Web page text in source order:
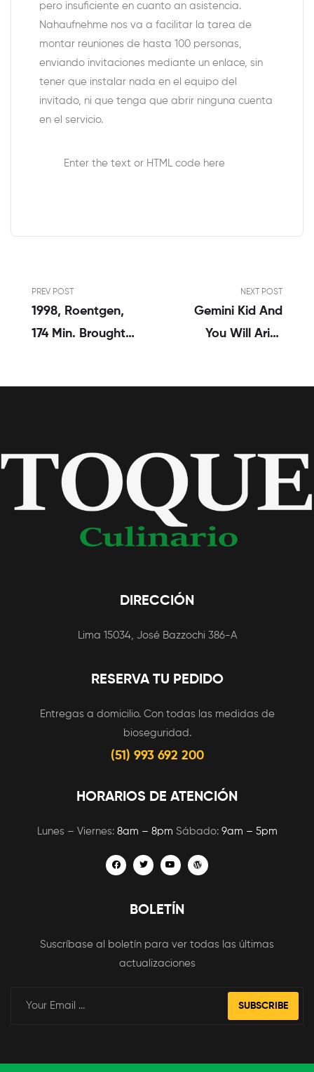
pero insuficiente en cuanto an asistencia.
Nahaufnehme nos va a facilitar la tarea de
montar reuniones de hasta 100 personas,
enviando invitaciones mediante un enlace, sin
tener que instalar nada en el equipo del
invitado, ni que tenga que abrir ninguna cuenta
en el servicio.
Enter the text or HTML code here
PREV POST
1998, Roentgen,
174 Min. Brought
Hopkins, Brad Pitt
NEXT POST
Gemini Kid And
You Will Aries
DIRECCIÓN
Lima 15034, José Bazzochi 386-A
RESERVA TU PEDIDO
Entregas a domicilio. Con todas las medidas de
bioseguridad.
(51) 993 692 200
HORARIOS DE ATENCIÓN
Lunes – Viernes: 8am – 8pm Sábado: 9am – 5pm
BOLETÍN
Suscríbase al boletín para ver todas las últimas
actualizaciones
SUBSCRIBE